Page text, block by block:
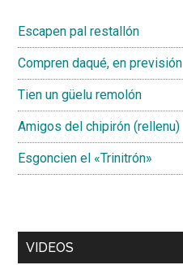
Escapen pal restallón
Compren daqué, en previsión
Tien un güelu remolón
Amigos del chipirón (rellenu)
Esgoncien el «Trinitrón»
VIDEOS